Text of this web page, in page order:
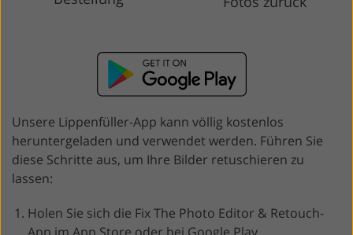
Unsere Lippenfüller-App kann völlig kostenlos
heruntergeladen und verwendet werden. Führen Sie
diese Schritte aus, um Ihre Bilder retuschieren zu
lassen:
Holen Sie sich die Fix The Photo Editor & Retouch-